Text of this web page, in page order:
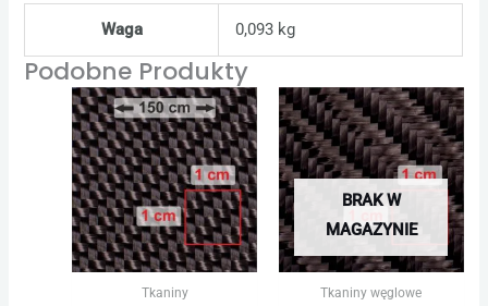
Waga 0,093 kg
Podobne Produkty
Tkaniny
BRAK W
MAGAZYNIE
Tkaniny węglowe